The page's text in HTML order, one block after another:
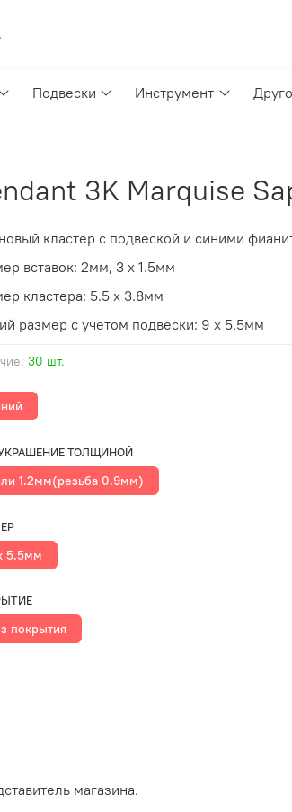
Подвески Инструмент
30 шт.
3K Marquise
ТОЛЩИНОЙ
1.2мм(резьба 0.9мм)
5.5мм
покрытия
кластер с подвеской и синими
вставок: 2мм, 3 х 1.5мм
кластера: 5.5 х 3.8мм
размер с учетом подвески: 9 х 5.5мм
магазина.